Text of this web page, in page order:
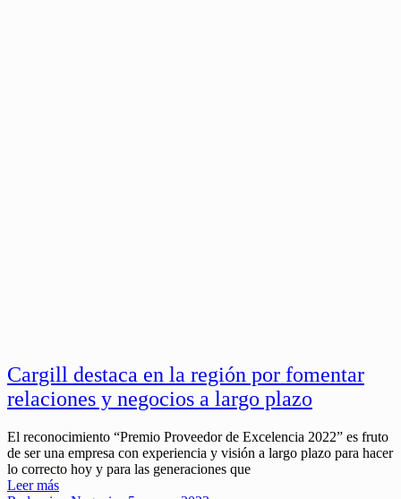
Cargill destaca en la región por fomentar
relaciones y negocios a largo plazo
El reconocimiento “Premio Proveedor de Excelencia 2022” es fruto
de ser una empresa con experiencia y visión a largo plazo para hacer
lo correcto hoy y para las generaciones que
Leer más